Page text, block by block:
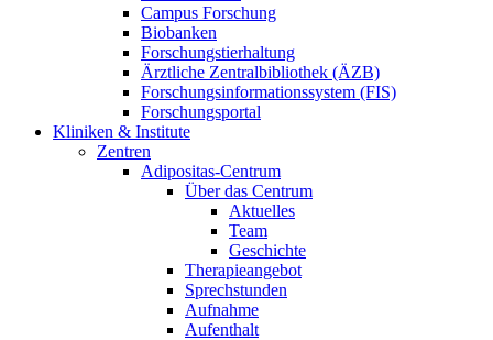
Campus Forschung
Biobanken
Forschungstierhaltung
Ärztliche Zentralbibliothek (ÄZB)
Forschungsinformationssystem (FIS)
Forschungsportal
Kliniken & Institute
Zentren
Adipositas-Centrum
Über das Centrum
Aktuelles
Team
Geschichte
Therapieangebot
Sprechstunden
Aufnahme
Aufenthalt